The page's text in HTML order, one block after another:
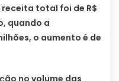
total foi de R$
quando a
o aumento é de
no volume das